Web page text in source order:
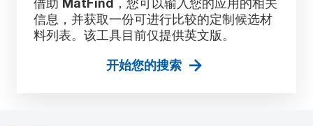
信息，并获取一份可进行比较的定制候选材
料列表。该工具目前仅提供英文版。
开始您的搜索